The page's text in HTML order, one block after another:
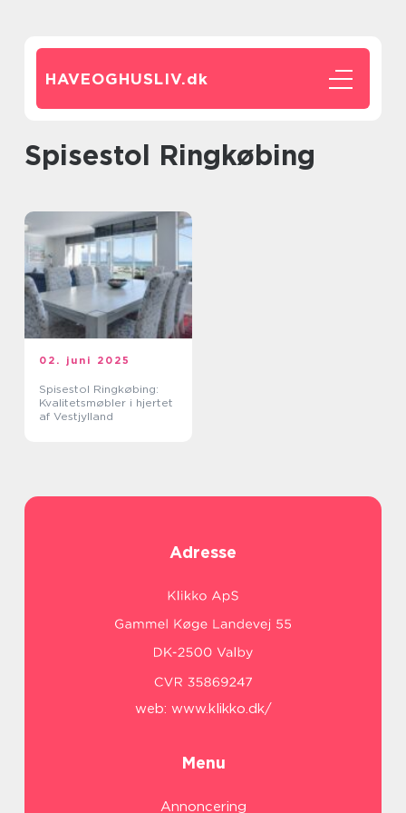
HAVEOGHUSLIV.dk
Spisestol Ringkøbing
02. juni 2025
Spisestol Ringkøbing:
Kvalitetsmøbler i hjertet
af Vestjylland
Adresse
web: www.klikko.dk/
Menu
Annoncering